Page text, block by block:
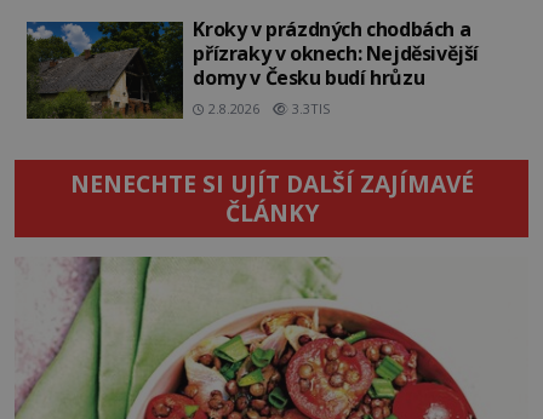
Kroky v prázdných chodbách a
přízraky v oknech: Nejděsivější
domy v Česku budí hrůzu
2.8.2026 3.3TIS
NENECHTE SI UJÍT DALŠÍ ZAJÍMAVÉ
ČLÁNKY